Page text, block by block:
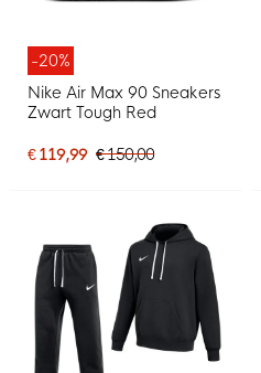
-20%
Nike Air Max 90 Sneakers
Zwart Tough Red
€ 119,99 € 150,00